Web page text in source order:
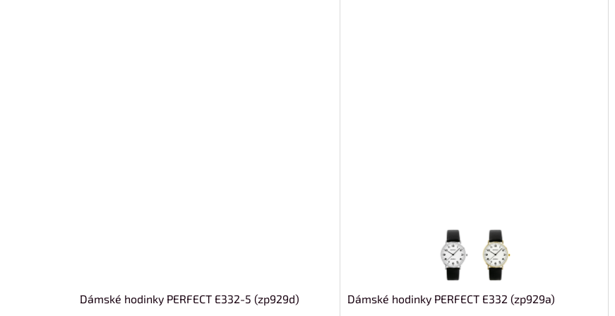
Dámské hodinky PERFECT E332-5 (zp929d) Dámské hodinky PERFECT E332 (zp929a)